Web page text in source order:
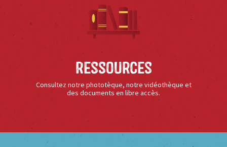
Ressources
Consultez notre phototèque, notre vidéothèque et
des documents en libre accès.